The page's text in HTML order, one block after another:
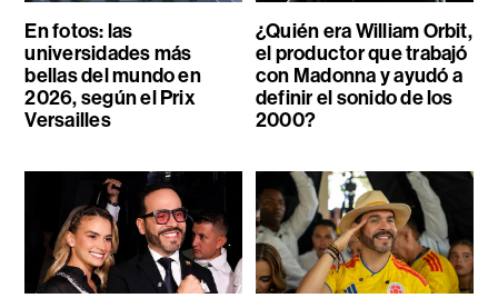
En fotos: las
universidades más
bellas del mundo en
2026, según el Prix
Versailles
¿Quién era William Orbit,
el productor que trabajó
con Madonna y ayudó a
definir el sonido de los
2000?